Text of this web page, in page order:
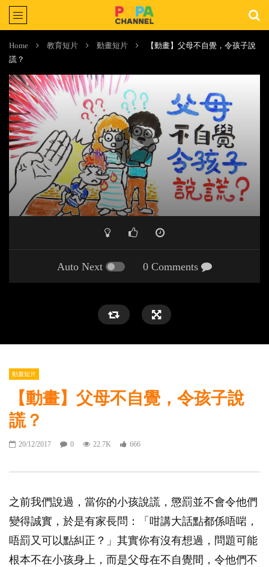
Home 教育短片 動畫短片
【動畫】父母不自覺，令孩子說
謊？
Auto Next 0 Comments
動畫短片
【動畫】父母不自覺，令孩子說
謊？
20/12/2017 0 22.7K 666
之前我們說過，當你的小孩說謊，懲罰並不會令他們
變得誠實，於是有家長問：「咁講大話點都係唔啱，
唔罰又可以點糾正？」其實你有沒有想過，問題可能
根本不在小孩身上，而是父母在不自覺間，令他們不